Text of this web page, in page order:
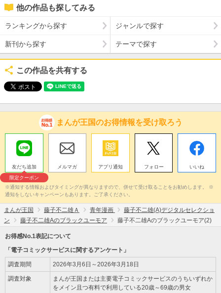
他の作品も探してみる
ランキングから探す ジャンルで探す
新刊から探す テーマで探す
この作品を共有する
まんが王国のお得情報を受け取ろう
友だち追加
限定クーポン
メルマガ アプリ通知 フォロー いいね
※通知する情報およびタイミングが異なりますので、併せて受け取ることをお勧めします。 ※
通知をしないキャンペーンもあります。ご了承ください。
まんが王国 藤子不二雄Ａ 青年漫画
藤子不二雄(A)デジタルセレクショ
ン
藤子不二雄Aのブラックユーモア 藤子不二雄Aのブラックユーモア(2)
お得感No.1表記について
「電子コミックサービスに関するアンケート」
調査期間 2026年3月6日～2026年3月18日
調査対象
まんが王国または主要電子コミックサービスのうちいずれか
をメイン且つ有料で利用している20歳～69歳の男女